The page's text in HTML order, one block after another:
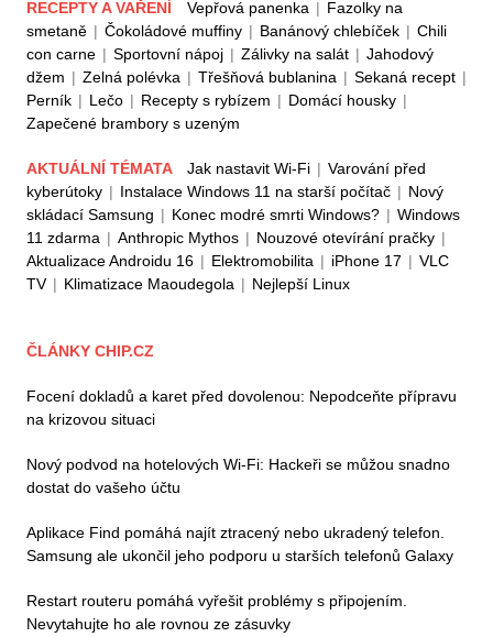
RECEPTY A VAŘENÍ Vepřová panenka | Fazolky na
smetaně | Čokoládové muffiny | Banánový chlebíček | Chili
con carne | Sportovní nápoj | Zálivky na salát | Jahodový
džem | Zelná polévka | Třešňová bublanina | Sekaná recept |
Perník | Lečo | Recepty s rybízem | Domácí housky |
Zapečené brambory s uzeným
AKTUÁLNÍ TÉMATA Jak nastavit Wi-Fi | Varování před
kyberútoky | Instalace Windows 11 na starší počítač | Nový
skládací Samsung | Konec modré smrti Windows? | Windows
11 zdarma | Anthropic Mythos | Nouzové otevírání pračky |
Aktualizace Androidu 16 | Elektromobilita | iPhone 17 | VLC
TV | Klimatizace Maoudegola | Nejlepší Linux
ČLÁNKY CHIP.CZ
Focení dokladů a karet před dovolenou: Nepodceňte přípravu
na krizovou situaci
Nový podvod na hotelových Wi-Fi: Hackeři se můžou snadno
dostat do vašeho účtu
Aplikace Find pomáhá najít ztracený nebo ukradený telefon.
Samsung ale ukončil jeho podporu u starších telefonů Galaxy
Restart routeru pomáhá vyřešit problémy s připojením.
Nevytahujte ho ale rovnou ze zásuvky